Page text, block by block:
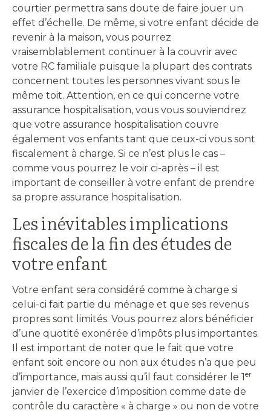
courtier permettra sans doute de faire jouer un
effet d’échelle. De même, si votre enfant décide de
revenir à la maison, vous pourrez
vraisemblablement continuer à la couvrir avec
votre RC familiale puisque la plupart des contrats
concernent toutes les personnes vivant sous le
même toit. Attention, en ce qui concerne votre
assurance hospitalisation, vous vous souviendrez
que votre assurance hospitalisation couvre
également vos enfants tant que ceux-ci vous sont
fiscalement à charge. Si ce n’est plus le cas –
comme vous pourrez le voir ci-après – il est
important de conseiller à votre enfant de prendre
sa propre assurance hospitalisation.
Les inévitables implications
fiscales de la fin des études de
votre enfant
Votre enfant sera considéré comme à charge si
celui-ci fait partie du ménage et que ses revenus
propres sont limités. Vous pourrez alors bénéficier
d’une quotité exonérée d’impôts plus importantes.
Il est important de noter que le fait que votre
enfant soit encore ou non aux études n’a que peu
d’importance, mais aussi qu’il faut considérer le 1er
janvier de l’exercice d’imposition comme date de
contrôle du caractère « à charge » ou non de votre